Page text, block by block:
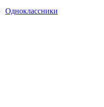
Одноклассники